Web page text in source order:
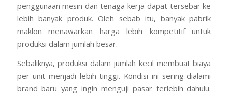
penggunaan mesin dan tenaga kerja dapat tersebar ke
lebih banyak produk. Oleh sebab itu, banyak pabrik
maklon menawarkan harga lebih kompetitif untuk
produksi dalam jumlah besar.
Sebaliknya, produksi dalam jumlah kecil membuat biaya
per unit menjadi lebih tinggi. Kondisi ini sering dialami
brand baru yang ingin menguji pasar terlebih dahulu.